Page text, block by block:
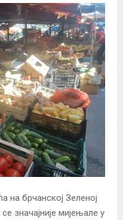
на брчанској Зеленој
значајније мијењале у